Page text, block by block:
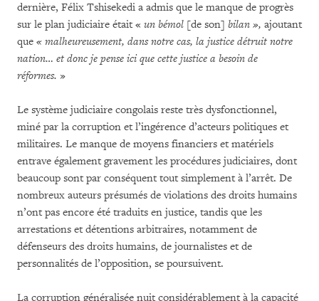
dernière, Félix Tshisekedi a admis que le manque de progrès
sur le plan judiciaire était « un bémol [de son] bilan », ajoutant
que « malheureusement, dans notre cas, la justice détruit notre
nation… et donc je pense ici que cette justice a besoin de
réformes. »
Le système judiciaire congolais reste très dysfonctionnel,
miné par la corruption et l’ingérence d’acteurs politiques et
militaires. Le manque de moyens financiers et matériels
entrave également gravement les procédures judiciaires, dont
beaucoup sont par conséquent tout simplement à l’arrêt. De
nombreux auteurs présumés de violations des droits humains
n’ont pas encore été traduits en justice, tandis que les
arrestations et détentions arbitraires, notamment de
défenseurs des droits humains, de journalistes et de
personnalités de l’opposition, se poursuivent.
La corruption généralisée nuit considérablement à la capacité